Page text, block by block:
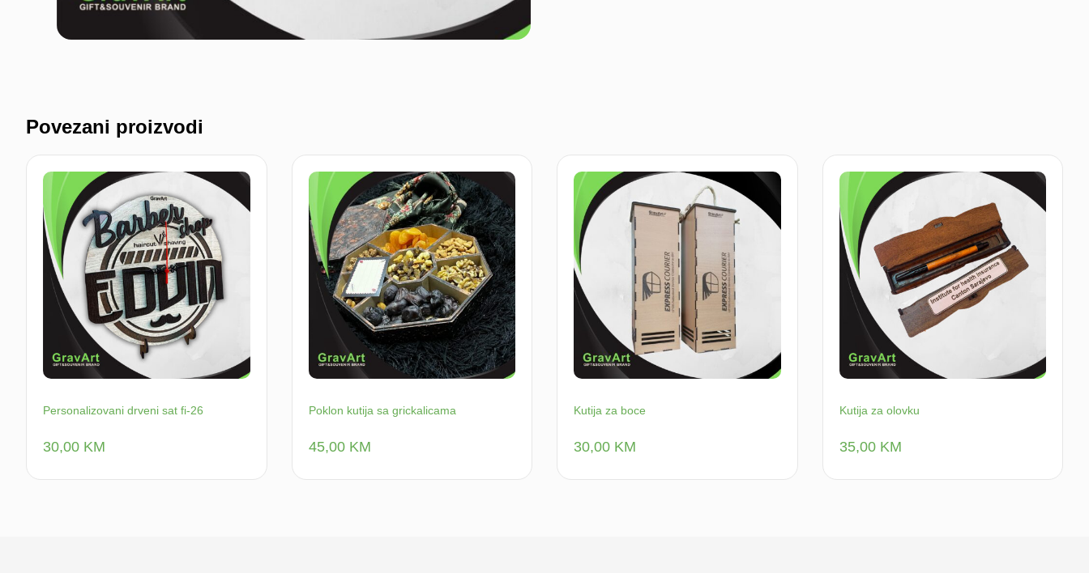
Povezani proizvodi
Personalizovani drveni sat fi-26
30,00 KM
Poklon kutija sa grickalicama
45,00 KM
Kutija za boce
30,00 KM
Kutija za olovku
35,00 KM